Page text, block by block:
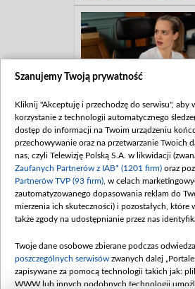
Szanujemy Twoją prywatność
Kliknij "Akceptuję i przechodzę do serwisu", aby
korzystanie z technologii automatycznego
dostęp do informacji na Twoim urządzeniu
przechowywanie oraz na przetwarzanie Twoich
nas, czyli Telewizję Polską S.A. w likwidacji
Zaufanych Partnerów z IAB* (1201 firm) oraz
Partnerów TVP (93 firm) , w celach
zautomatyzowanego dopasowania reklam do
mierzenia ich skuteczności) i pozostałych, które
także zgody na udostępnianie przez nas
Twoje dane osobowe zbierane podczas
poszczególnych serwisów zwanych dalej
zapisywane za pomocą technologii takich jak:
WWW lub innych podobnych technologii